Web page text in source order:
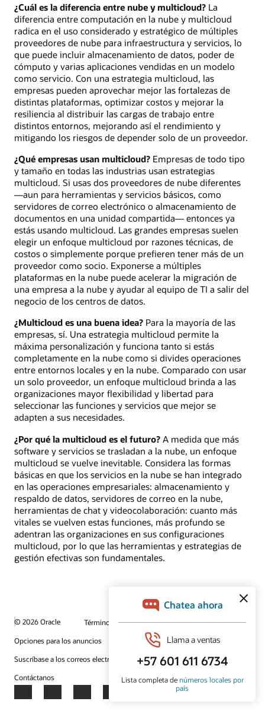
¿Cuál es la diferencia entre nube y multicloud? La
diferencia entre computación en la nube y multicloud
radica en el uso considerado y estratégico de múltiples
proveedores de nube para infraestructura y servicios, lo
que puede incluir almacenamiento de datos, poder de
cómputo y varias aplicaciones vendidas en un modelo
como servicio. Con una estrategia multicloud, las
empresas pueden aprovechar mejor las fortalezas de
distintas plataformas, optimizar costos y mejorar la
resiliencia al distribuir las cargas de trabajo entre
distintos entornos, mejorando así el rendimiento y
mitigando los riesgos de depender solo de un proveedor.
¿Qué empresas usan multicloud? Empresas de todo tipo
y tamaño en todas las industrias usan estrategias
multicloud. Si usas dos proveedores de nube diferentes
—aun para herramientas y servicios básicos, como
servidores de correo electrónico o almacenamiento de
documentos en una unidad compartida— entonces ya
estás usando multicloud. Las grandes empresas suelen
elegir un enfoque multicloud por razones técnicas, de
costos o simplemente porque prefieren tener más de un
proveedor como socio. Exponerse a múltiples
plataformas en la nube puede acelerar la migración de
una empresa a la nube y ayudar al equipo de TI a salir del
negocio de los centros de datos.
¿Multicloud es una buena idea? Para la mayoría de las
empresas, sí. Una estrategia multicloud permite la
máxima personalización y funciona tanto si estás
completamente en la nube como si divides operaciones
entre entornos locales y en la nube. Comparado con usar
un solo proveedor, un enfoque multicloud brinda a las
organizaciones mayor flexibilidad y libertad para
seleccionar las funciones y servicios que mejor se
adapten a sus necesidades.
¿Por qué la multicloud es el futuro? A medida que más
software y servicios se trasladan a la nube, un enfoque
multicloud se vuelve inevitable. Considera las formas
básicas en que los servicios en la nube se han integrado
en las operaciones empresariales: almacenamiento y
respaldo de datos, servidores de correo en la nube,
herramientas de chat y videocolaboración: cuanto más
vitales se vuelven estas funciones, más profundo se
adentran las organizaciones en sus configuraciones
multicloud, por lo que las herramientas y estrategias de
gestión efectivas son fundamentales.
© 2026 Oracle
Términos de uso y privacidad
Opciones para los anuncios
Oportunidades profesionales
Suscríbase a los correos electrónicos
Línea de ayuda de integridad
Contáctanos
Facebook
X LinkedInYouTube